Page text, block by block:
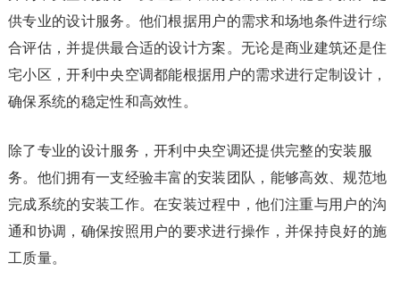
供专业的设计服务。他们根据用户的需求和场地条件进行综
合评估，并提供最合适的设计方案。无论是商业建筑还是住
宅小区，开利中央空调都能根据用户的需求进行定制设计，
确保系统的稳定性和高效性。
除了专业的设计服务，开利中央空调还提供完整的安装服
务。他们拥有一支经验丰富的安装团队，能够高效、规范地
完成系统的安装工作。在安装过程中，他们注重与用户的沟
通和协调，确保按照用户的要求进行操作，并保持良好的施
工质量。